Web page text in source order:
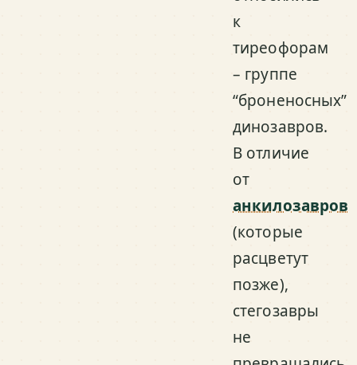
к
тиреофорам
– группе
“броненосных”
динозавров.
В отличие
от
анкилозавров
(которые
расцветут
позже),
стегозавры
не